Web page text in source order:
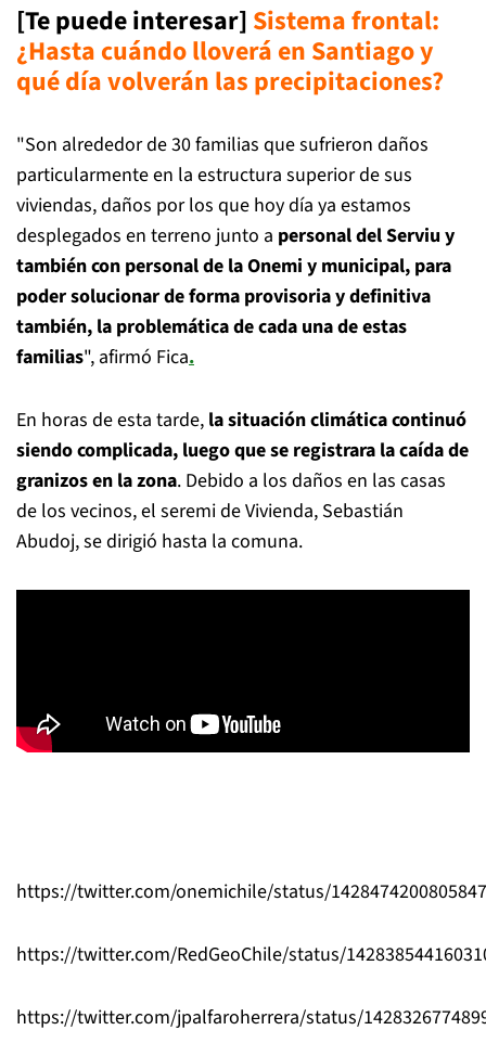
[Te puede interesar] Sistema frontal:
¿Hasta cuándo lloverá en Santiago y
qué día volverán las precipitaciones?
"Son alrededor de 30 familias que sufrieron daños
particularmente en la estructura superior de sus
viviendas, daños por los que hoy día ya estamos
desplegados en terreno junto a personal del Serviu y
también con personal de la Onemi y municipal, para
poder solucionar de forma provisoria y definitiva
también, la problemática de cada una de estas
familias", afirmó Fica.
En horas de esta tarde, la situación climática continuó
siendo complicada, luego que se registrara la caída de
granizos en la zona. Debido a los daños en las casas
de los vecinos, el seremi de Vivienda, Sebastián
Abudoj, se dirigió hasta la comuna.
https://twitter.com/onemichile/status/
https://twitter.com/RedGeoChile/status/
https://twitter.com/jpalfaroherrera/status/